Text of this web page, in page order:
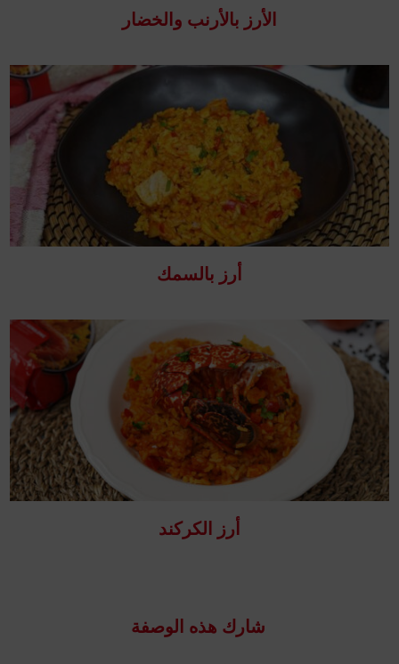
الأرز بالأرنب والخضار
أرز بالسمك
أرز الكركند
شارك هذه الوصفة